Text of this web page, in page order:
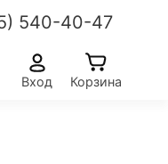
540-40-47
Вход Корзина